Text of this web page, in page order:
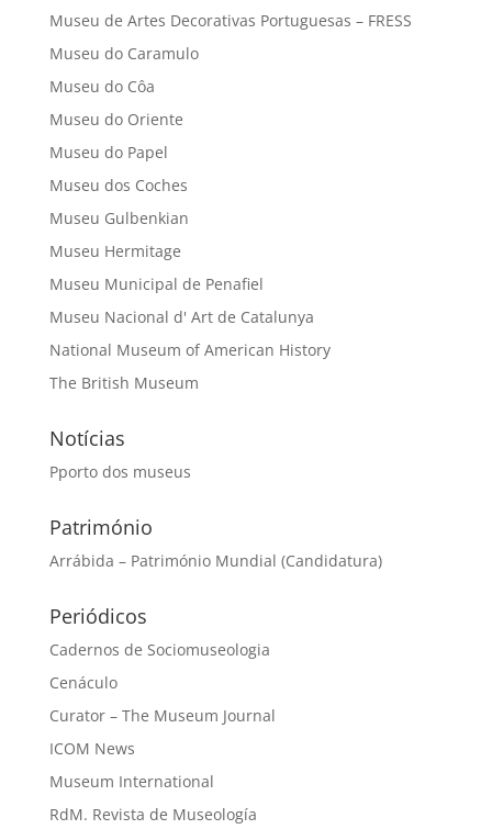
Museu de Artes Decorativas Portuguesas – FRESS
Museu do Caramulo
Museu do Côa
Museu do Oriente
Museu do Papel
Museu dos Coches
Museu Gulbenkian
Museu Hermitage
Museu Municipal de Penafiel
Museu Nacional d' Art de Catalunya
National Museum of American History
The British Museum
Notícias
Pporto dos museus
Património
Arrábida – Património Mundial (Candidatura)
Periódicos
Cadernos de Sociomuseologia
Cenáculo
Curator – The Museum Journal
ICOM News
Museum International
RdM. Revista de Museología